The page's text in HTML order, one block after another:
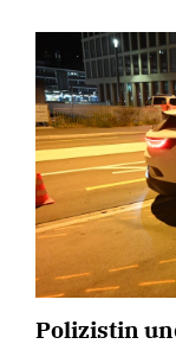
Polizistin